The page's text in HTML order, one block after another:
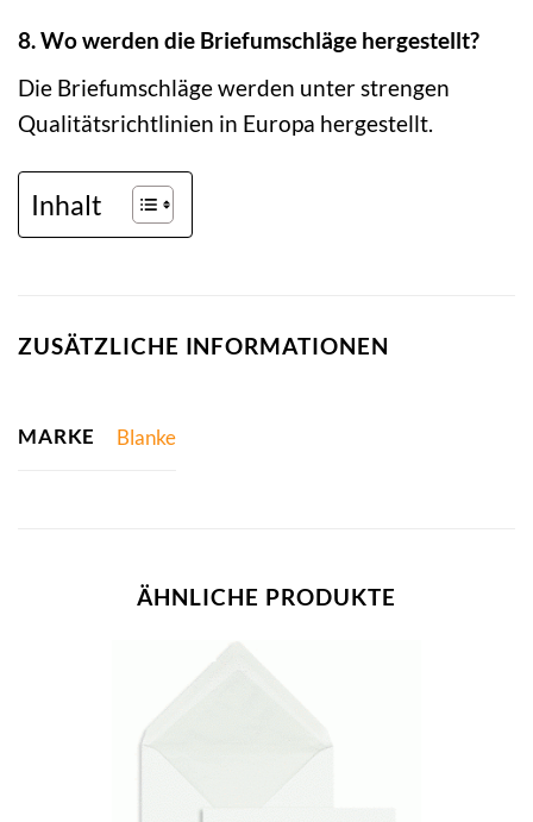
8. Wo werden die Briefumschläge hergestellt?
Die Briefumschläge werden unter strengen
Qualitätsrichtlinien in Europa hergestellt.
Inhalt
ZUSÄTZLICHE INFORMATIONEN
MARKE Blanke
ÄHNLICHE PRODUKTE